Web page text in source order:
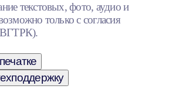
текстовых, фото, аудио и
только с согласия